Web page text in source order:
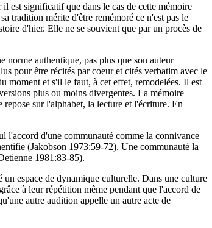
est significatif que dans le cas de cette mémoire
tradition mérite d'être remémoré ce n'est pas le
d'hier. Elle ne se souvient que par un procès de
authentique, pas plus que son auteur
pour être récités par coeur et cités verbatim avec le
moment et s'il le faut, à cet effet, remodelées. Il est
plus ou moins divergentes. La mémoire
sur l'alphabet, la lecture et l'écriture. En
l'accord d'une communauté comme la connivance
(Jakobson 1973:59-72). Une communauté la
1981:83-85).
un espace de dynamique culturelle. Dans une culture
à leur répétition même pendant que l'accord de
autre audition appelle un autre acte de